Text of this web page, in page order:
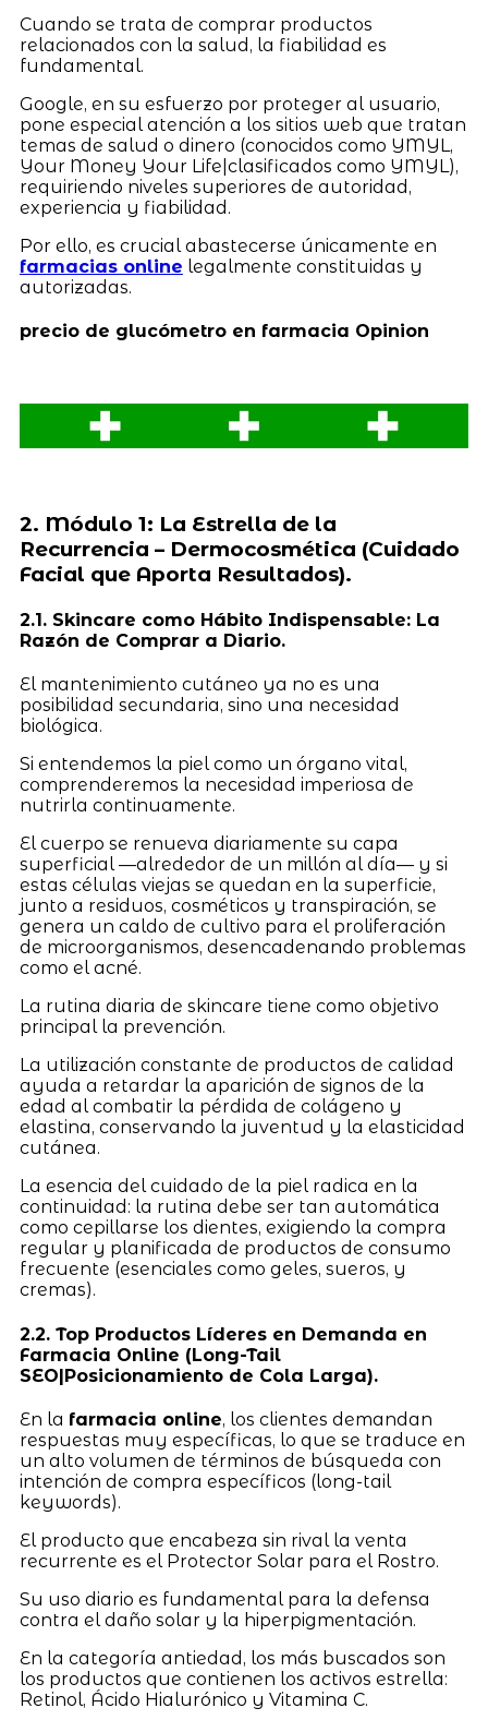
Cuando se trata de comprar productos
relacionados con la salud, la fiabilidad es
fundamental.
Google, en su esfuerzo por proteger al usuario,
pone especial atención a los sitios web que tratan
temas de salud o dinero (conocidos como YMYL,
Your Money Your Life|clasificados como YMYL),
requiriendo niveles superiores de autoridad,
experiencia y fiabilidad.
Por ello, es crucial abastecerse únicamente en
farmacias online legalmente constituidas y
autorizadas.
precio de glucómetro en farmacia Opinion
2. Módulo 1: La Estrella de la
Recurrencia – Dermocosmética (Cuidado
Facial que Aporta Resultados).
2.1. Skincare como Hábito Indispensable: La
Razón de Comprar a Diario.
El mantenimiento cutáneo ya no es una
posibilidad secundaria, sino una necesidad
biológica.
Si entendemos la piel como un órgano vital,
comprenderemos la necesidad imperiosa de
nutrirla continuamente.
El cuerpo se renueva diariamente su capa
superficial —alrededor de un millón al día— y si
estas células viejas se quedan en la superficie,
junto a residuos, cosméticos y transpiración, se
genera un caldo de cultivo para el proliferación
de microorganismos, desencadenando problemas
como el acné.
La rutina diaria de skincare tiene como objetivo
principal la prevención.
La utilización constante de productos de calidad
ayuda a retardar la aparición de signos de la
edad al combatir la pérdida de colágeno y
elastina, conservando la juventud y la elasticidad
cutánea.
La esencia del cuidado de la piel radica en la
continuidad: la rutina debe ser tan automática
como cepillarse los dientes, exigiendo la compra
regular y planificada de productos de consumo
frecuente (esenciales como geles, sueros, y
cremas).
2.2. Top Productos Líderes en Demanda en
Farmacia Online (Long-Tail
SEO|Posicionamiento de Cola Larga).
En la farmacia online, los clientes demandan
respuestas muy específicas, lo que se traduce en
un alto volumen de términos de búsqueda con
intención de compra específicos (long-tail
keywords).
El producto que encabeza sin rival la venta
recurrente es el Protector Solar para el Rostro.
Su uso diario es fundamental para la defensa
contra el daño solar y la hiperpigmentación.
En la categoría antiedad, los más buscados son
los productos que contienen los activos estrella:
Retinol, Ácido Hialurónico y Vitamina C.